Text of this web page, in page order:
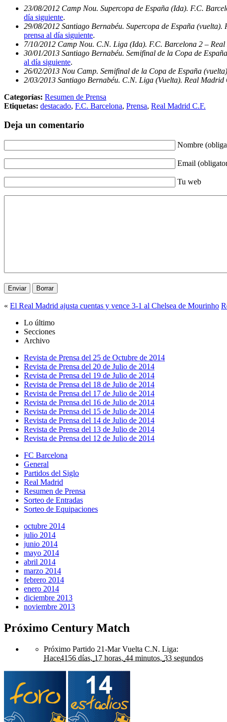
23/08/2012 Camp Nou. Supercopa de España (Ida). F.C.
día siguiente.
29/08/2012 Santiago Bernabéu. Supercopa de España
prensa al día siguiente.
7/10/2012 Camp Nou. C.N. Liga (Ida). F.C. Barcelona 2 –
30/01/2013 Santiago Bernabéu. Semifinal de la Copa de
al día siguiente.
26/02/2013 Nou Camp. Semifinal de la Copa de España
2/03/2013 Santiago Bernabéu. C.N. Liga (Vuelta). Real Madrid
Categorías: Resumen de Prensa
Etiquetas: destacado, F.C. Barcelona, Prensa, Real Madrid C.F.
Deja un comentario
Nombre
Email
Tu web
« El Real Madrid ajusta cuentas y vence 3-1 al Chelsea de Mourinho
Lo último
Secciones
Archivo
Revista de Prensa del 25 de Octubre de 2014
Revista de Prensa del 20 de Julio de 2014
Revista de Prensa del 19 de Julio de 2014
Revista de Prensa del 18 de Julio de 2014
Revista de Prensa del 17 de Julio de 2014
Revista de Prensa del 16 de Julio de 2014
Revista de Prensa del 15 de Julio de 2014
Revista de Prensa del 14 de Julio de 2014
Revista de Prensa del 13 de Julio de 2014
Revista de Prensa del 12 de Julio de 2014
FC Barcelona
General
Partidos del Siglo
Real Madrid
Resumen de Prensa
Sorteo de Entradas
Sorteo de Equipaciones
octubre 2014
julio 2014
junio 2014
mayo 2014
abril 2014
marzo 2014
febrero 2014
enero 2014
diciembre 2013
noviembre 2013
Próximo Century Match
Próximo Partido 21-Mar Vuelta C.N. Liga:
Hace4156 días, 17 horas, 44 minutos, 33 segundos